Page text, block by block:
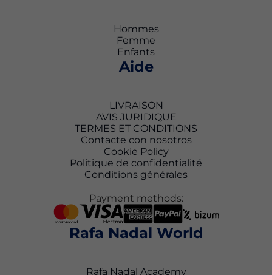
Hommes
Femme
Enfants
Aide
LIVRAISON
AVIS JURIDIQUE
TERMES ET CONDITIONS
Contacte con nosotros
Cookie Policy
Politique de confidentialité
Conditions générales
Payment methods:
Rafa Nadal World
Rafa Nadal Academy